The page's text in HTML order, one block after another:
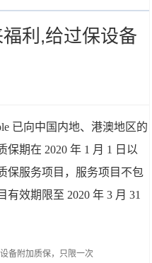
利,给过保设备
已向中国内地、港澳地区的
期在 2020 年 1 月 1 日以
保服务项目，服务项目不包
效期限至 2020 年 3 月 31